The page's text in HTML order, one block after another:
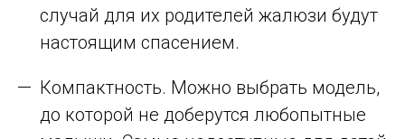
случай для их родителей жалюзи будут
настоящим спасением.
Компактность. Можно выбрать модель,
до которой не доберутся любопытные